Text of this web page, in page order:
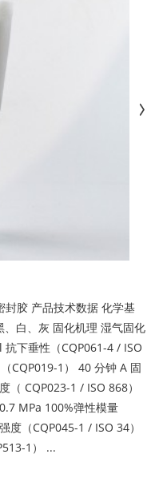
胶 产品技术数据 化学基
白、灰 固化机理 湿气固化
下垂性（CQP061-4 / ISO
CQP019-1） 40 分钟 A 固
（ CQP023-1 / ISO 868）
MPa 100%弹性模量
度（CQP045-1 / ISO 34）
1） ...